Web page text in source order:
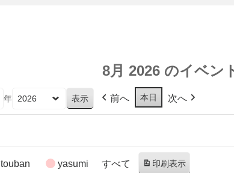
8月 2026 のイベン
年 前へ 本日 次へ
touban yasumi すべて 印刷表示